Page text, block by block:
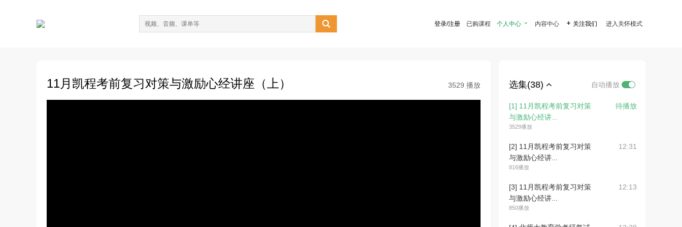
 登录/注册 已购课程 个人中心  内容中心  关注我们 进入关怀模式
11月凯程考前复习对策与激励心经讲座（上） 3529 播放 选集(38) 自动播放
[1] 11月凯程考前复习对策
与激励心经讲...
3529播放
待播放
[2] 11月凯程考前复习对策
与激励心经讲...
816播放
12:31
[3] 11月凯程考前复习对策
与激励心经讲...
850播放
12:13